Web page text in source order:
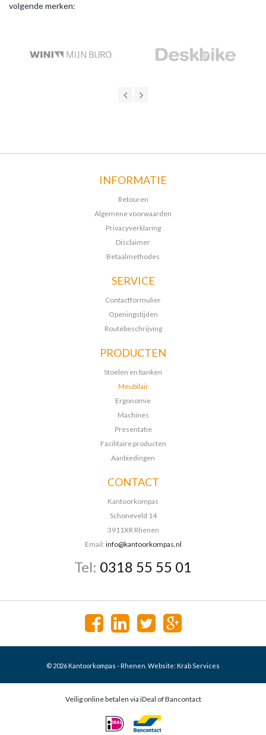
volgende merken:
INFORMATIE
Retouren
Algemene voorwaarden
Privacyverklaring
Disclaimer
Betaalmethodes
SERVICE
Contactformulier
Openingstijden
Routebeschrijving
PRODUCTEN
Stoelen en banken
Meubilair
Ergonomie
Machines
Presentatie
Facilitaire producten
Aanbiedingen
CONTACT
Kantoorkompas
Schoneveld 14
3911XR Rhenen
Email: info@kantoorkompas.nl
Tel: 0318 55 55 01
© 2026 Kantoorkompas - Rhenen. Website: Krab Services
Veilig online betalen via iDeal of Bancontact